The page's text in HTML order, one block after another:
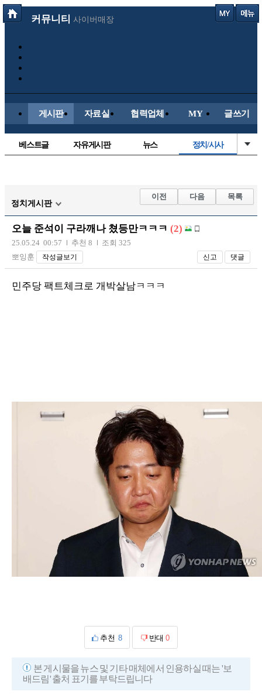
커뮤니티 사이버매장
게시판 자료실 협력업체 MY 글쓰기
베스트글 자유게시판 뉴스 정치/시사
해외축구
국내축구
정치게시판
이전 다음 목록
오늘 준석이 구라깨나 쳤등만ㅋㅋㅋ (2)
25.05.24 00:57 추천 8
조회 325
뽀잉훈
작성글보기 신고 댓글
민주당 팩트체크로 개박살남ㅋㅋㅋ
추천 8 반대 0
본 게시물을 뉴스 및 기타 매체에서 인용하실 때는 '보
배드림' 출처 표기를 부탁드립니다